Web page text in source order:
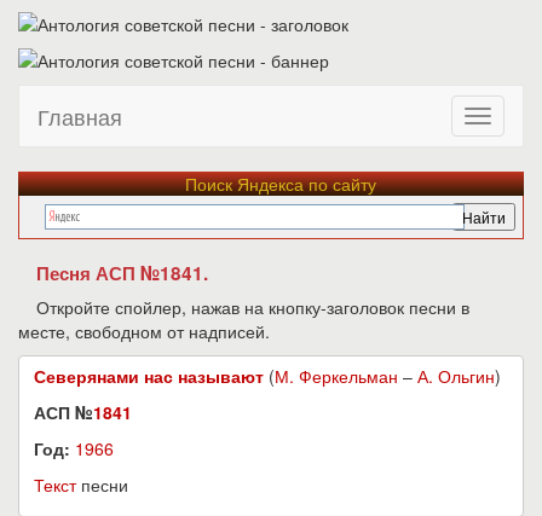
Главная
Поиск Яндекса по сайту
Песня АСП №1841.
Откройте спойлер, нажав на кнопку-заголовок песни в
месте, свободном от надписей.
Северянами нас называют (М. Феркельман – А. Ольгин)
АСП №1841
Год: 1966
Текстпесни